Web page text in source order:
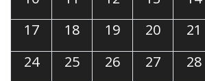
17
18 19 20 21
24
25 26 27 28